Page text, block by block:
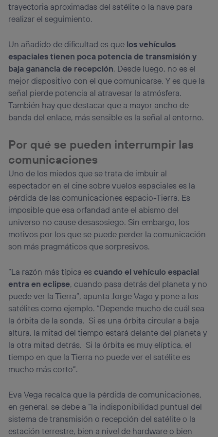
trayectoria aproximadas del satélite o la nave para
realizar el seguimiento.
Un añadido de dificultad es que los vehículos
espaciales tienen poca potencia de transmisión y
baja ganancia de recepción. Desde luego, no es el
mejor dispositivo con el que comunicarse. Y es que la
señal pierde potencia al atravesar la atmósfera.
También hay que destacar que a mayor ancho de
banda del enlace, más sensible es la señal al entorno.
Por qué se pueden interrumpir las
comunicaciones
Uno de los miedos que se trata de imbuir al
espectador en el cine sobre vuelos espaciales es la
pérdida de las comunicaciones espacio-Tierra. Es
imposible que esa orfandad ante el abismo del
universo no cause desasosiego. Sin embargo, los
motivos por los que se puede perder la comunicación
son más pragmáticos que sorpresivos.
“La razón más típica escuando el vehículo espacial
entra en eclipse, cuando pasa detrás del planeta y no
puede ver la Tierra”, apunta Jorge Vago y pone a los
satélites como ejemplo. “Depende mucho de cuál sea
la órbita de la sonda. Si es una órbita circular a baja
altura, la mitad del tiempo estará delante del planeta y
la otra mitad detrás. Si la órbita es muy elíptica, el
tiempo en que la Tierra no puede ver el satélite es
mucho más corto”.
Eva Vega recalca que la pérdida de comunicaciones,
en general, se debe a “la indisponibilidad puntual del
sistema de transmisión o recepción del satélite o la
estación terrestre, bien a nivel de hardware o bien